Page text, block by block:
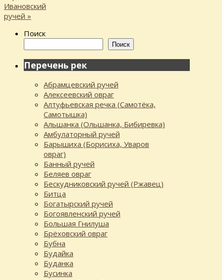
Ивановский
ручей »
Поиск
Поиск
Перечень рек
Абрамцевский ручей
Алексеевский овраг
Алтуфьевская речка (Самотёка,
Самотышка)
Альшанка (Ольшанка, Бибиревка)
Амбулаторный ручей
Барышиха (Борисиха, Уваров
овраг)
Банный ручей
Беляев овраг
Бескудниковский ручей (Ржавец)
Битца
Богатырский ручей
Богоявленский ручей
Большая Гнилуша
Брёховский овраг
Бубна
Будайка
Буданка
Бусинка